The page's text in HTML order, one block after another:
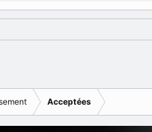
le lien
Acceptées